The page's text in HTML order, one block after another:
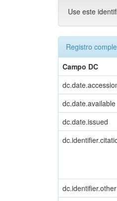
Use este
Registro
Campo DC
dc.date.available
dc.date.issued
dc.identifier.other